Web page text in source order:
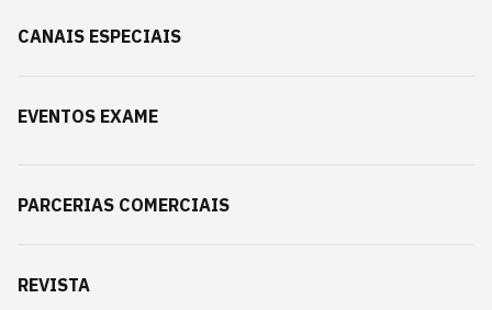
CANAIS ESPECIAIS
EVENTOS EXAME
PARCERIAS COMERCIAIS
REVISTA